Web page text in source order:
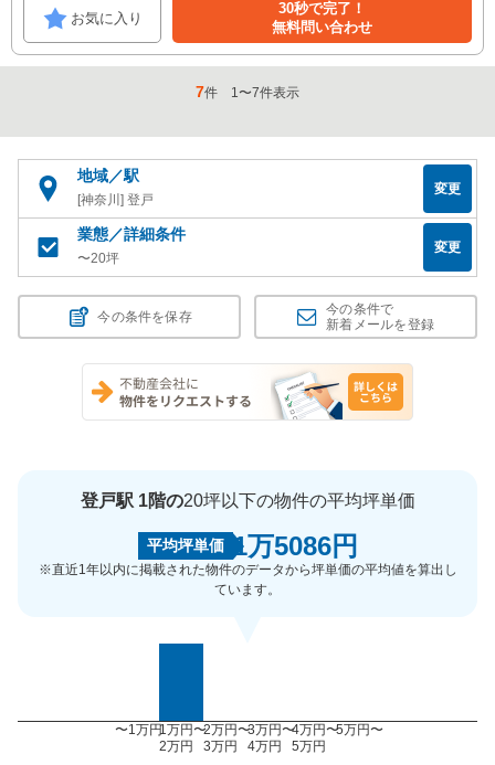
お気に入り
30秒で完了！
無料問い合わせ
7件 1〜7件表示
地域／駅
[神奈川] 登戸
変更
業態／詳細条件
〜20坪
変更
今の条件を保存
今の条件で
新着メールを登録
登戸駅 1階の20坪以下の物件の平均坪単価
平均坪単価 1万5086円
※直近1年以内に掲載された物件のデータから坪単価の平均値を算出し
ています。
〜1万円1万円〜
2万円
2万円〜
3万円
3万円〜
4万円
4万円〜
5万円
5万円〜